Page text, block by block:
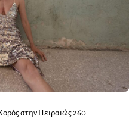
στην Πειραιώς 260